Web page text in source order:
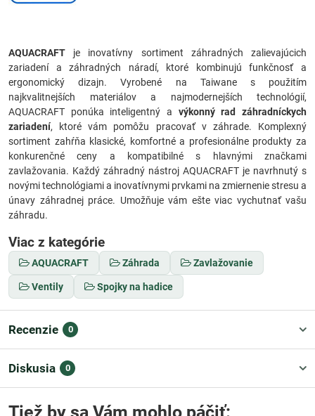
AQUACRAFT je inovatívny sortiment záhradných zalievajúcich
zariadení a záhradných náradí, ktoré kombinujú funkčnosť a
ergonomický dizajn. Vyrobené na Taiwane s použitím
najkvalitnejších materiálov a najmodernejších technológií,
AQUACRAFT ponúka inteligentný a výkonný rad záhradníckych
zariadení, ktoré vám pomôžu pracovať v záhrade. Komplexný
sortiment zahŕňa klasické, komfortné a profesionálne produkty za
konkurenčné ceny a kompatibilné s hlavnými značkami
zavlažovania. Každý záhradný nástroj AQUACRAFT je navrhnutý s
novými technológiami a inovatívnymi prvkami na zmiernenie stresu a
únavy záhradnej práce. Umožňuje vám ešte viac vychutnať vašu
záhradu.
Viac z kategórie
AQUACRAFT Záhrada Zavlažovanie
Ventily Spojky na hadice
Recenzie 0
Diskusia 0